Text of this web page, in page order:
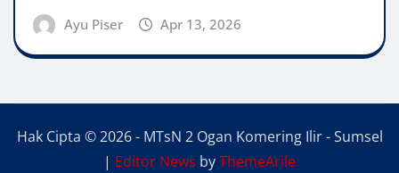
Ayu Piser Apr 13, 2026
Hak Cipta © 2026 - MTsN 2 Ogan Komering Ilir - Sumsel
| Editor News byThemeArile